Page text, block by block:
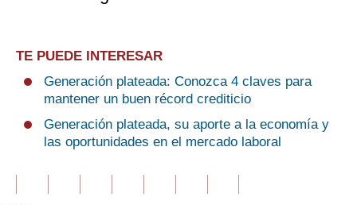
TE PUEDE INTERESAR
Generación plateada: Conozca 4 claves para
mantener un buen récord crediticio
Generación plateada, su aporte a la economía y
las oportunidades en el mercado laboral